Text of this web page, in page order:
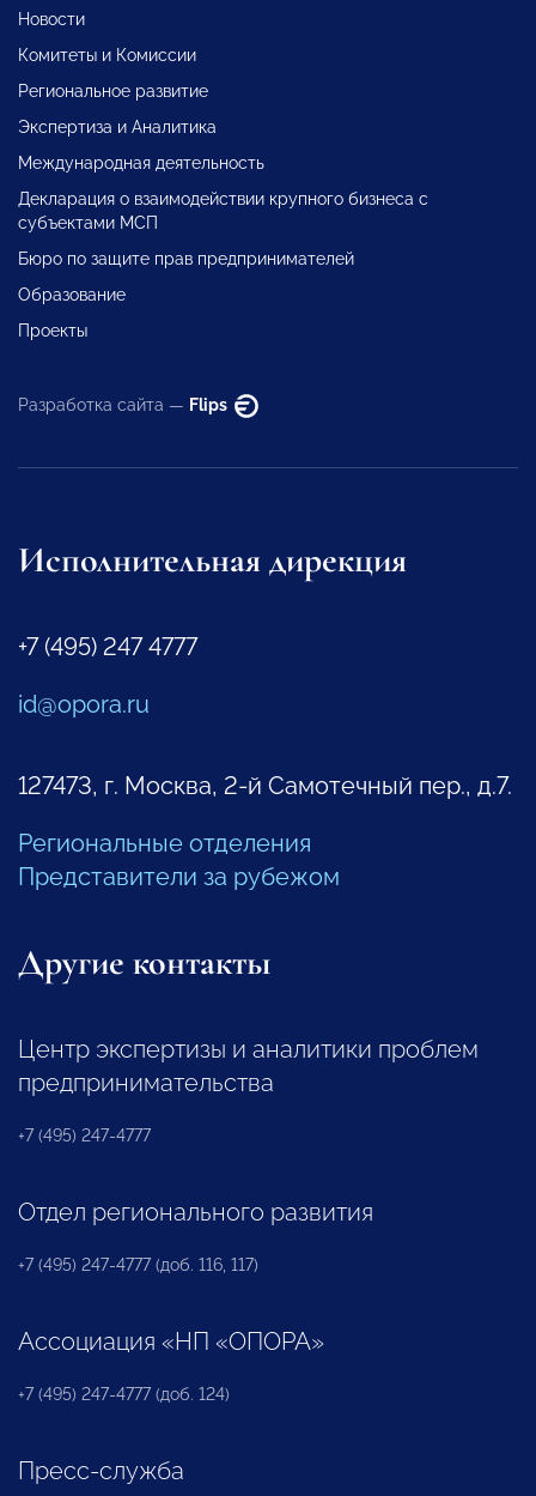
Новости
Комитеты и Комиссии
Региональное развитие
Экспертиза и Аналитика
Международная деятельность
Декларация о взаимодействии крупного бизнеса с
субъектами МСП
Бюро по защите прав предпринимателей
Образование
Проекты
Разработка сайта — Flips
Исполнительная дирекция
+7 (495) 247 4777
id@opora.ru
127473, г. Москва, 2-й Самотечный пер., д.7.
Региональные отделения
Представители за рубежом
Другие контакты
Центр экспертизы и аналитики проблем
предпринимательства
+7 (495) 247-4777
Отдел регионального развития
+7 (495) 247-4777 (доб. 116, 117)
Ассоциация «НП «ОПОРА»
+7 (495) 247-4777 (доб. 124)
Пресс-служба